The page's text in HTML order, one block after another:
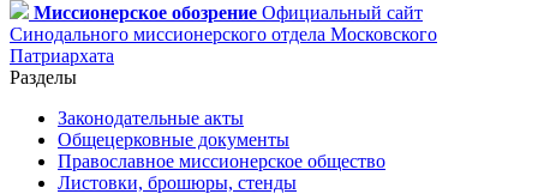
Миссионерское обозрение Официальный сайт
Синодального миссионерского отдела Московского
Патриархата
Разделы
Законодательные акты
Общецерковные документы
Православное миссионерское общество
Листовки, брошюры, стенды